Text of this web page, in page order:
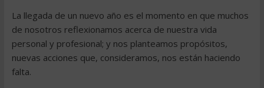
La llegada de un nuevo año es el momento en que muchos
de nosotros reflexionamos acerca de nuestra vida
personal y profesional; y nos planteamos propósitos,
nuevas acciones que, consideramos, nos están haciendo
falta.